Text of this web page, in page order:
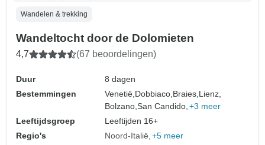
Wandelen & trekking
Wandeltocht door de Dolomieten
4,7 (67 beoordelingen)
Duur
8 dagen
Bestemmingen
Venetië, Dobbiaco, Braies, Lienz,
Bolzano,San Candido, +3 meer
Leeftijdsgroep
Leeftijden 16+
Regio's
Noord-Italië +5 meer